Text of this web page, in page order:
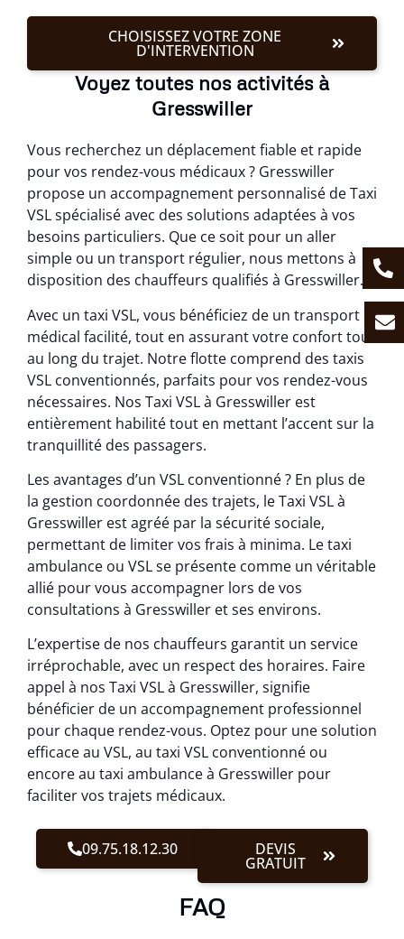
CHOISISSEZ VOTRE ZONE
D'INTERVENTION
Voyez toutes nos activités à
Gresswiller
Vous recherchez un déplacement fiable et rapide
pour vos rendez-vous médicaux ? Gresswiller
propose un accompagnement personnalisé de Taxi
VSL spécialisé avec des solutions adaptées à vos
besoins particuliers. Que ce soit pour un aller
simple ou un transport régulier, nous mettons à
disposition des chauffeurs qualifiés à Gresswiller.
Avec un taxi VSL, vous bénéficiez de un transport
médical facilité, tout en assurant votre confort tout
au long du trajet. Notre flotte comprend des taxis
VSL conventionnés, parfaits pour vos rendez-vous
nécessaires. Nos Taxi VSL à Gresswiller est
entièrement habilité tout en mettant l’accent sur la
tranquillité des passagers.
Les avantages d’un VSL conventionné ? En plus de
la gestion coordonnée des trajets, le Taxi VSL à
Gresswiller est agréé par la sécurité sociale,
permettant de limiter vos frais à minima. Le taxi
ambulance ou VSL se présente comme un véritable
allié pour vous accompagner lors de vos
consultations à Gresswiller et ses environs.
L’expertise de nos chauffeurs garantit un service
irréprochable, avec un respect des horaires. Faire
appel à nos Taxi VSL à Gresswiller, signifie
bénéficier de un accompagnement professionnel
pour chaque rendez-vous. Optez pour une solution
efficace au VSL, au taxi VSL conventionné ou
encore au taxi ambulance à Gresswiller pour
faciliter vos trajets médicaux.
09.75.18.12.30 DEVIS
GRATUIT
FAQ